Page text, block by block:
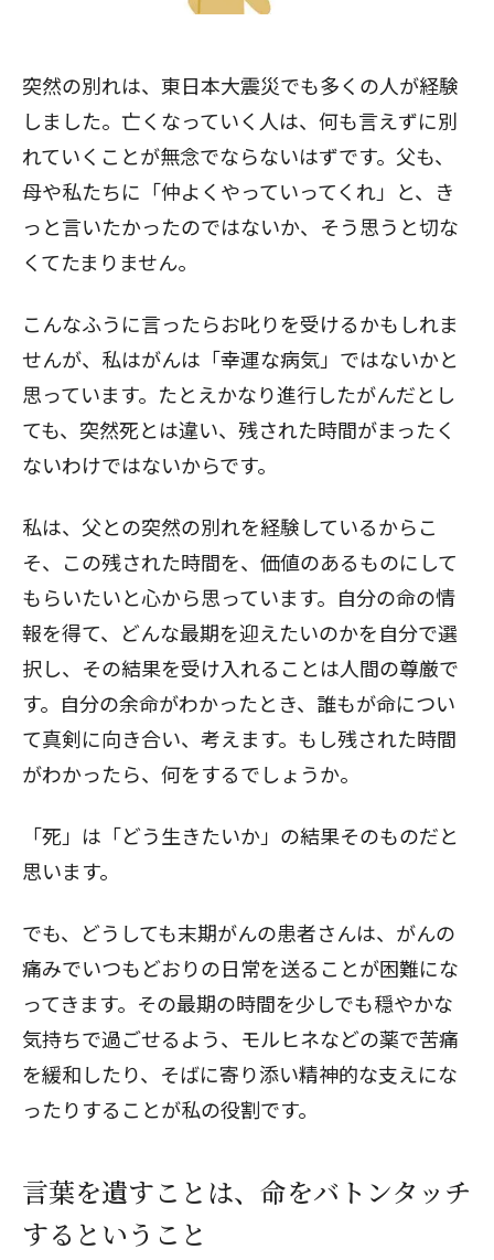
突然の別れは、東日本大震災でも多くの人が経験
しました。亡くなっていく人は、何も言えずに別
れていくことが無念でならないはずです。父も、
母や私たちに「仲よくやっていってくれ」と、き
っと言いたかったのではないか、そう思うと切な
くてたまりません。
こんなふうに言ったらお叱りを受けるかもしれま
せんが、私はがんは「幸運な病気」ではないかと
思っています。たとえかなり進行したがんだとし
ても、突然死とは違い、残された時間がまったく
ないわけではないからです。
私は、父との突然の別れを経験しているからこ
そ、この残された時間を、価値のあるものにして
もらいたいと心から思っています。自分の命の情
報を得て、どんな最期を迎えたいのかを自分で選
択し、その結果を受け入れることは人間の尊厳で
す。自分の余命がわかったとき、誰もが命につい
て真剣に向き合い、考えます。もし残された時間
がわかったら、何をするでしょうか。
「死」は「どう生きたいか」の結果そのものだと
思います。
でも、どうしても末期がんの患者さんは、がんの
痛みでいつもどおりの日常を送ることが困難にな
ってきます。その最期の時間を少しでも穏やかな
気持ちで過ごせるよう、モルヒネなどの薬で苦痛
を緩和したり、そばに寄り添い精神的な支えにな
ったりすることが私の役割です。
言葉を遺すことは、命をバトンタッチ
するということ